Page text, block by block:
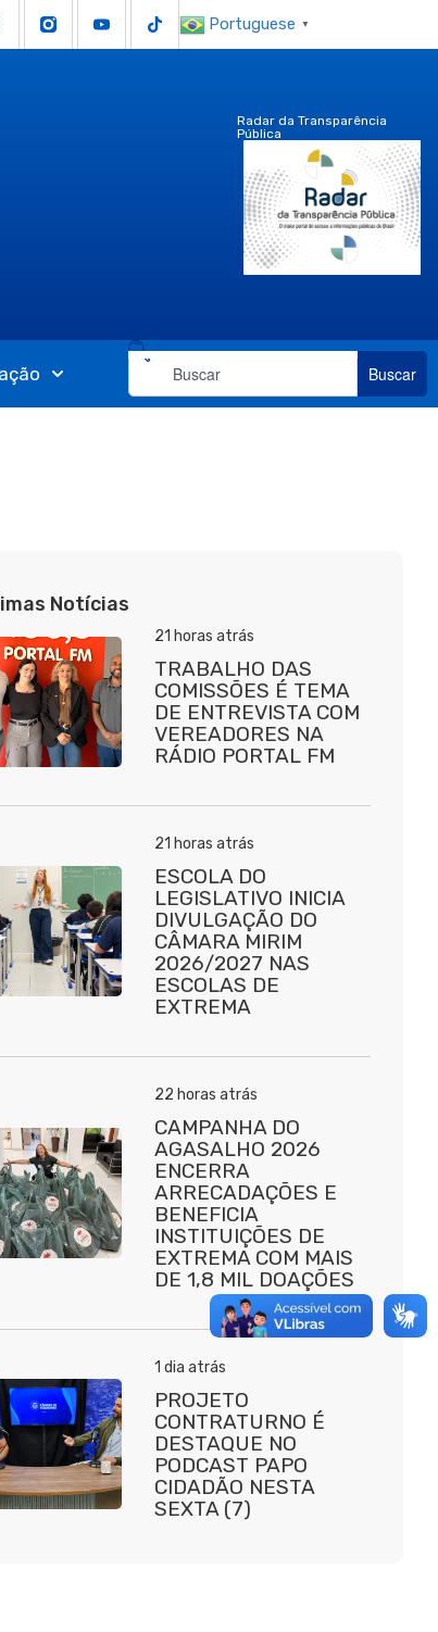
Portuguese ▼
Radar da Transparência
Pública
Buscar
Notícias
21 horas atrás
TRABALHO DAS
COMISSÕES É TEMA
DE ENTREVISTA COM
VEREADORES NA
RÁDIO PORTAL FM
21 horas atrás
ESCOLA DO
LEGISLATIVO INICIA
DIVULGAÇÃO DO
CÂMARA MIRIM
2026/2027 NAS
ESCOLAS DE
EXTREMA
22 horas atrás
CAMPANHA DO
AGASALHO 2026
ENCERRA
ARRECADAÇÕES E
BENEFICIA
INSTITUIÇÕES DE
EXTREMA COM MAIS
DE 1,8 MIL DOAÇÕES
1 dia atrás
PROJETO
CONTRATURNO É
DESTAQUE NO
PODCAST PAPO
CIDADÃO NESTA
SEXTA (7)